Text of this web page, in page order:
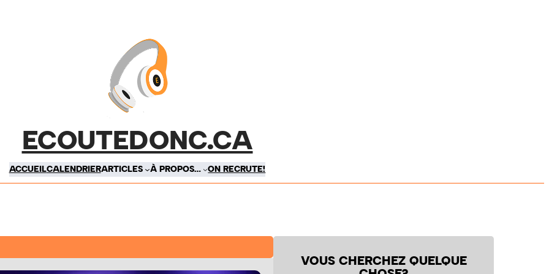
ECOUTEDONC.CA
ACCUEILCALENDRIERARTICLES À PROPOS… ON RECRUTE!
VOUS CHERCHEZ QUELQUE